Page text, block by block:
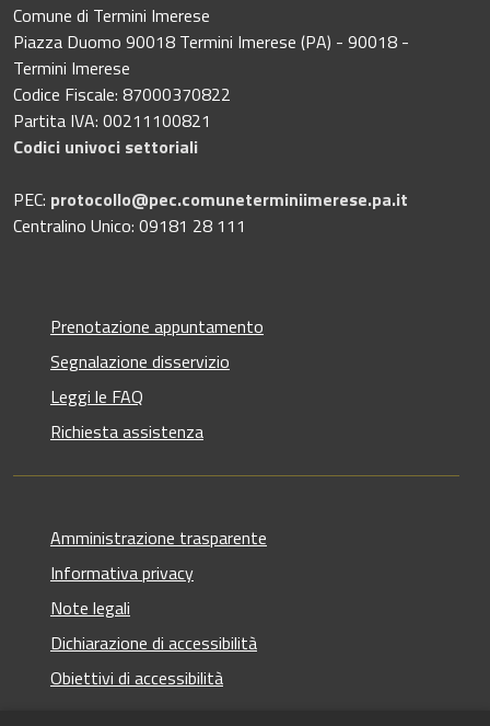
Comune di Termini Imerese
Piazza Duomo 90018 Termini Imerese (PA) - 90018 -
Termini Imerese
Codice Fiscale: 87000370822
Partita IVA: 00211100821
Codici univoci settoriali
PEC: protocollo@pec.comuneterminiimerese.pa.it
Centralino Unico: 09181 28 111
Prenotazione appuntamento
Segnalazione disservizio
Leggi le FAQ
Richiesta assistenza
Amministrazione trasparente
Informativa privacy
Note legali
Dichiarazione di accessibilità
Obiettivi di accessibilità